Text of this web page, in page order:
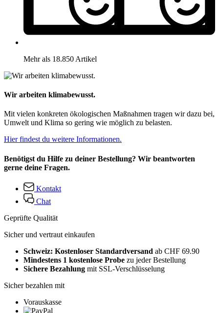
Mehr als 18.850 Artikel
Wir arbeiten klimabewusst.
Mit vielen konkreten ökologischen Maßnahmen tragen wir dazu bei,
Umwelt und Klima so gering wie möglich zu belasten.
Hier findest du weitere Informationen.
Benötigst du Hilfe zu deiner Bestellung? Wir beantworten
gerne deine Fragen.
Kontakt
Chat
Geprüfte Qualität
Sicher und vertraut einkaufen
Schweiz: Kostenloser Standardversand ab CHF 69.90
Mindestens 1 kostenlose Probe zu jeder Bestellung
Sichere Bezahlung mit SSL-Verschlüsselung
Sicher bezahlen mit
Vorauskasse